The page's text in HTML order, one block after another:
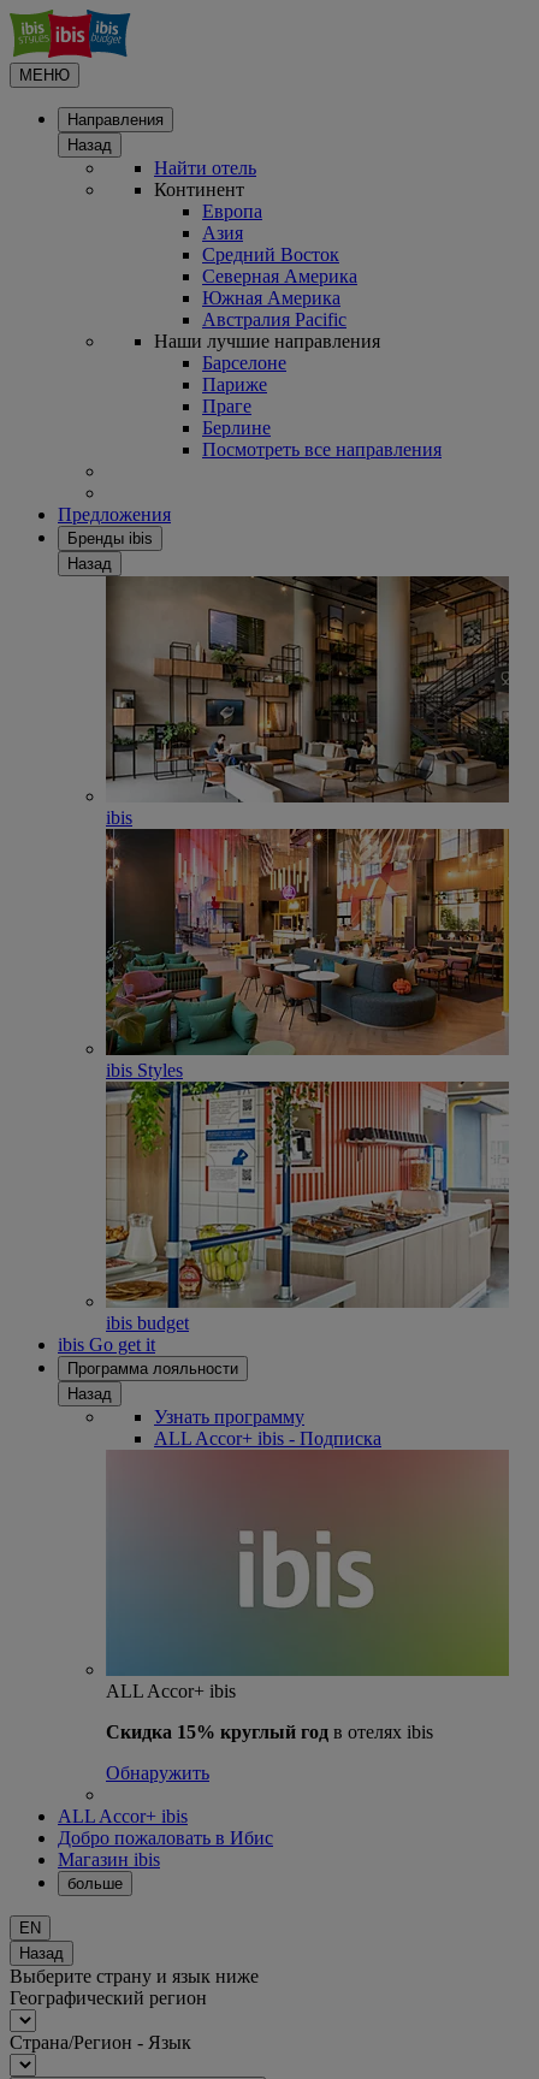
МЕНЮ
Направления
Назад
Найти отель
Континент
Европа
Азия
Средний Восток
Северная Америка
Южная Америка
Австралия Pacific
Наши лучшие направления
Барселоне
Париже
Праге
Берлине
Посмотреть все направления
Предложения
Бренды ibis
Назад
ibis
ibis Styles
ibis budget
ibis Go get it
Программа лояльности
Назад
Узнать программу
ALL Accor+ ibis - Подписка
ALL Accor+ ibis
Скидка 15% круглый год в отелях ibis
Обнаружить
ALL Accor+ ibis
Добро пожаловать в Ибис
Магазин ibis
больше
EN
Назад
Выберите страну и язык ниже
Географический регион
Страна/Регион - Язык